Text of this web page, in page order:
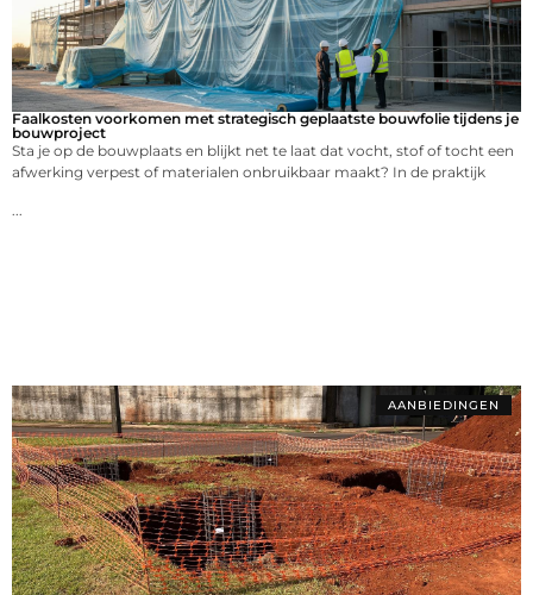
Faalkosten voorkomen met strategisch geplaatste bouwfolie tijdens je
bouwproject
Sta je op de bouwplaats en blijkt net te laat dat vocht, stof of tocht een
afwerking verpest of materialen onbruikbaar maakt? In de praktijk
...
AANBIEDINGEN